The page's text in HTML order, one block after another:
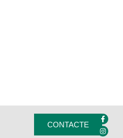
CONTACTE
F
a
c
e
I
n
s
t